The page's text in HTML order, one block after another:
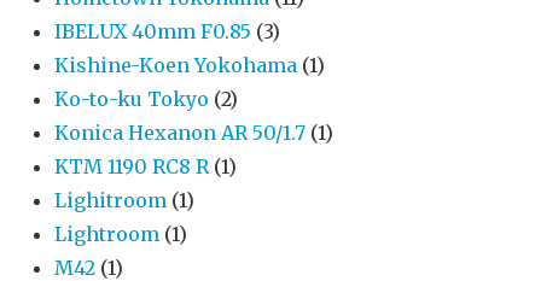
IBELUX 40mm F0.85 (3)
Kishine-Koen Yokohama (1)
Ko-to-ku Tokyo (2)
Konica Hexanon AR 50/1.7 (1)
KTM 1190 RC8 R (1)
Lighitroom (1)
Lightroom (1)
M42 (1)